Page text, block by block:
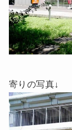
寄りの写真↓